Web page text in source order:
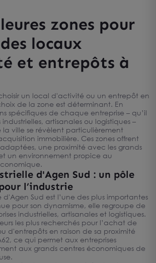
zones pour
locaux
et entrepôts à
choisir un local d'activité ou un entrepôt en
de la zone est déterminant. En
spécifiques de chaque entreprise – qu’il
industrielles, artisanales ou logistiques –
la ville se révèlent particulièrement
immobilière. Ces zones offrent
adaptées, une proximité avec les grands
un environnement propice au
d'Agen Sud : un pôle
l’industrie
d'Agen Sud est l’une des plus importantes
pour son dynamisme, elle regroupe de
industrielles, artisanales et logistiques.
les plus recherchés pour l’achat de
d'entrepôts en raison de sa proximité
ce qui permet aux entreprises
aux grands centres économiques de